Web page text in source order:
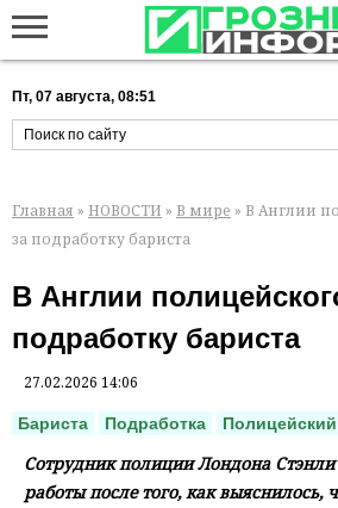
Пт, 07 августа, 08:51
Главная » НОВОСТИ » В мире » В Англии
за подработку бариста
В Англии
подработку бариста
27.02.2026 14:06
Бариста Подработка Полицейский
Сотрудник полиции Лондона
работы после того, как выяснилось,